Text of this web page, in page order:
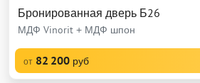
Бронированная дверь Б26
МДФ Vinorit + МДФ шпон
от 82 200 руб